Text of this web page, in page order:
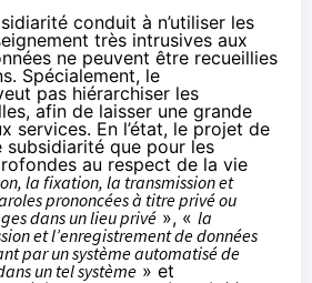
conduit à n’utiliser les
très intrusives aux
ne peuvent être recueillies
Spécialement, le
pas hiérarchiser les
afin de laisser une grande
services. En l’état, le projet de
que pour les
au respect de la vie
la fixation, la transmission et
prononcées à titre privé ou
dans un lieu privé », « la
et l’enregistrement de données
par un système automatisé de
un tel système » et